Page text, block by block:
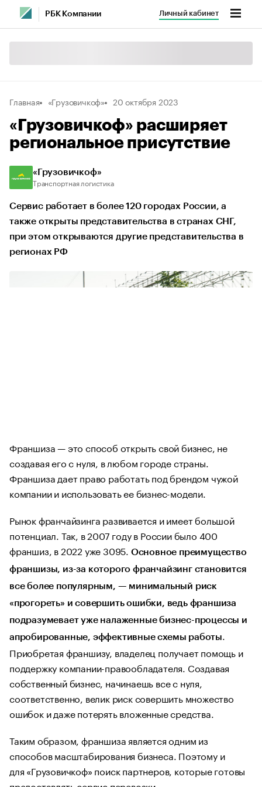
РБК Компании Личный кабинет
Главная «Грузовичкоф» 20 октября 2023
«Грузовичкоф» расширяет
региональное присутствие
«Грузовичкоф»
Транспортная логистика
Сервис работает в более 120 городах России, а
также открыты представительства в странах СНГ,
при этом открываются другие представительства в
регионах РФ
Франшиза — это способ открыть свой бизнес, не
создавая его с нуля, в любом городе страны.
Франшиза дает право работать под брендом чужой
компании и использовать ее бизнес-модели.
Рынок франчайзинга развивается и имеет большой
потенциал. Так, в 2007 году в России было 400
франшиз, в 2022 уже 3095. Основное преимущество
франшизы, из-за которого франчайзинг становится
все более популярным, — минимальный риск
«прогореть» и совершить ошибки, ведь франшиза
подразумевает уже налаженные бизнес-процессы и
апробированные, эффективные схемы работы.
Приобретая франшизу, владелец получает помощь и
поддержку компании-правообладателя. Создавая
собственный бизнес, начинаешь все с нуля,
соответственно, велик риск совершить множество
ошибок и даже потерять вложенные средства.
Таким образом, франшиза является одним из
способов масштабирования бизнеса. Поэтому и
для «Грузовичкоф» поиск партнеров, которые готовы